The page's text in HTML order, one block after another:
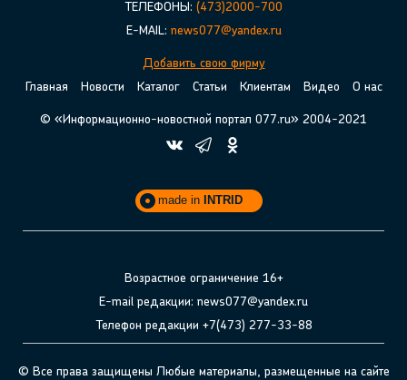
ТЕЛЕФОНЫ: (473)2000-700
E-MAIL: news077@yandex.ru
Добавить свою фирму
Главная
Новости Каталог Статьи Клиентам Видео О нас
© «Информационно-новостной портал 077.ru» 2004-2021
made in INTRID
Возрастное ограничение 16+
E-mail редакции: news077@yandex.ru
Телефон редакции +7(473) 277-33-88
© Все права защищены Любые материалы, размещенные на сайте